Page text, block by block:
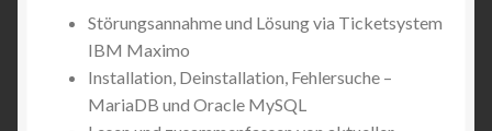
Störungsannahme und Lösung via Ticketsystem
IBM Maximo
Installation, Deinstallation, Fehlersuche –
MariaDB und Oracle MySQL